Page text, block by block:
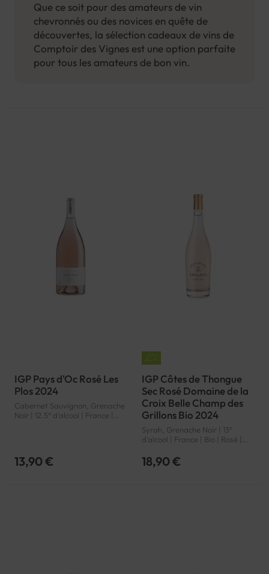
Que ce soit pour des amateurs de vin
chevronnés ou des novices en quête de
découvertes, la sélection cadeaux de vins de
Comptoir des Vignes est une option parfaite
pour tous les amateurs de bon vin.
IGP Pays d'Oc Rosé Les
Plos 2024
Cabernet Sauvignon, Grenache
Noir | 12.5° d'alcool | France |
13,90 €
IGP Côtes de Thongue
Sec Rosé Domaine de la
Croix Belle Champ des
Grillons Bio 2024
Syrah, Grenache Noir | 13°
d'alcool | France | Bio | Rosé |
de Thongue | IGP
18,90 €